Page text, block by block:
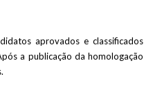
aprovados e classificados
a publicação da homologação